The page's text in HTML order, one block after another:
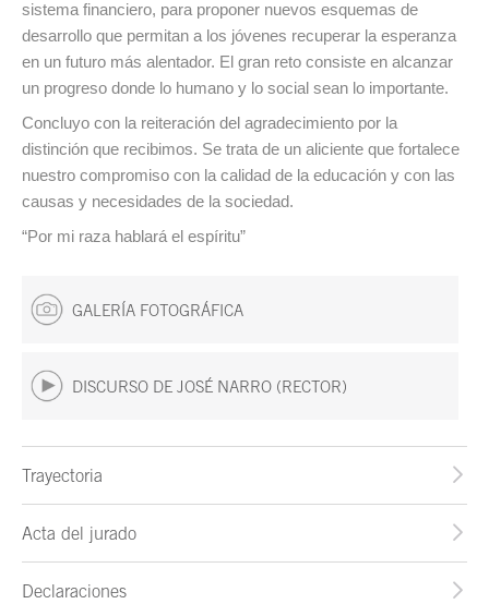
sistema financiero, para proponer nuevos esquemas de
desarrollo que permitan a los jóvenes recuperar la esperanza
en un futuro más alentador. El gran reto consiste en alcanzar
un progreso donde lo humano y lo social sean lo importante.
Concluyo con la reiteración del agradecimiento por la
distinción que recibimos. Se trata de un aliciente que fortalece
nuestro compromiso con la calidad de la educación y con las
causas y necesidades de la sociedad.
“Por mi raza hablará el espíritu”
GALERÍA FOTOGRÁFICA
DISCURSO DE JOSÉ NARRO (RECTOR)
Trayectoria
Acta del jurado
Declaraciones